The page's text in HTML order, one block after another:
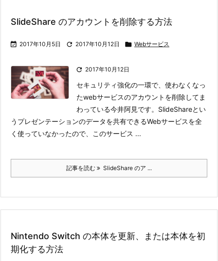
SlideShare のアカウントを削除する方法
 2017年10月5日  2017年10月12日  Webサービス
 2017年10月12日
セキュリティ強化の一環で、使わなくなっ
たwebサービスのアカウントを削除してま
わっている今井阿見です。 SlideShareとい
うプレゼンテーションのデータを共有できるWebサービスを全
く使っていなかったので、このサービス ...
記事を読む SlideShare のア ...
Nintendo Switch の本体を更新、または本体を初
期化する方法